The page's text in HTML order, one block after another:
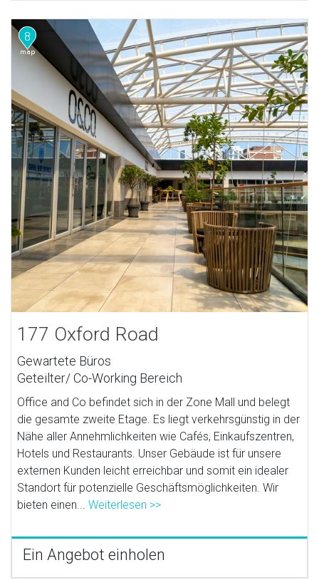
8
177 Oxford Road
Gewartete Büros
Geteilter/ Co-Working Bereich
Office and Co befindet sich in der Zone Mall und belegt
die gesamte zweite Etage. Es liegt verkehrsgünstig in der
Nähe aller Annehmlichkeiten wie Cafés, Einkaufszentren,
Hotels und Restaurants. Unser Gebäude ist für unsere
externen Kunden leicht erreichbar und somit ein idealer
Standort für potenzielle Geschäftsmöglichkeiten. Wir
bieten einen...Weiterlesen >>
Ein Angebot einholen